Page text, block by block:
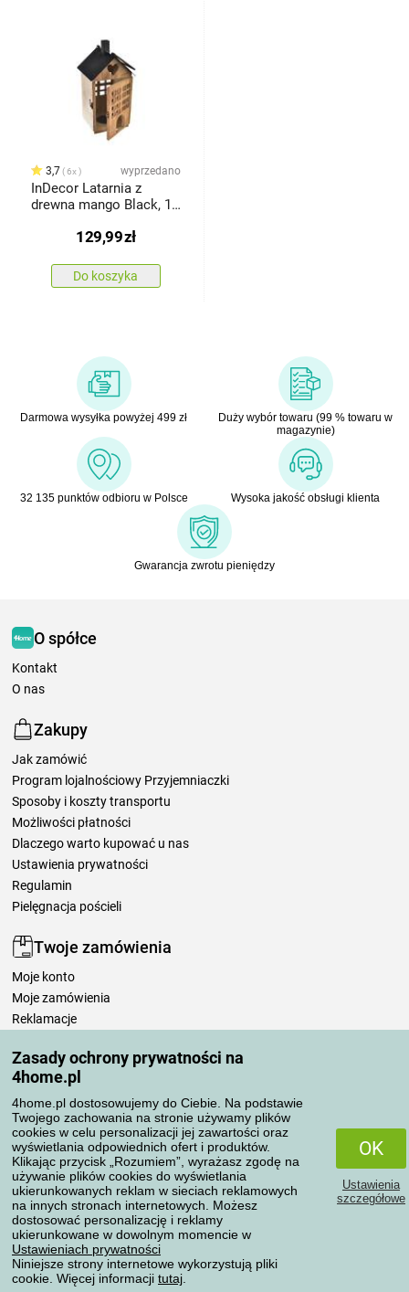
Zasady ochrony prywatności na
4home.pl
4home.pl dostosowujemy do Ciebie. Na podstawie
Twojego zachowania na stronie używamy plików
cookies w celu personalizacji jej zawartości oraz
wyświetlania odpowiednich ofert i produktów.
Klikając przycisk „Rozumiem”, wyrażasz zgodę na
używanie plików cookies do wyświetlania
ukierunkowanych reklam w sieciach reklamowych
na innych stronach internetowych. Możesz
dostosować personalizację i reklamy
ukierunkowane w dowolnym momencie w
Ustawieniach prywatności
Niniejsze strony internetowe wykorzystują pliki
cookie. Więcej informacji tutaj
OK
Ustawienia
szczegółowe
3,7 6x wyprzedano
InDecor Latarnia z
drewna mango Black, 18
129,99zł
Do koszyka
Darmowa wysyłka powyżej 499 zł
Duży wybór towaru (99 % towaru w
magazynie)
32 135 punktów odbioru w Polsce Wysoka jakość obsługi klienta
Gwarancja zwrotu pieniędzy
O spółce
Kontakt
O nas
Zakupy
Jak zamówić
Program lojalnościowy Przyjemniaczki
Sposoby i koszty transportu
Możliwości płatności
Dlaczego warto kupować u nas
Ustawienia prywatności
Regulamin
Pielęgnacja pościeli
Twoje zamówienia
Moje konto
Moje zamówienia
Reklamacje
Zasady przetwarzania recenzji
Sposoby transportu
Metody płatności
Niezawodny sklep